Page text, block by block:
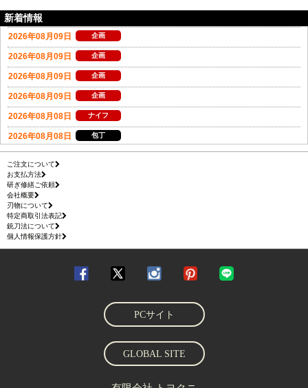
新着情報
ご注文について
お支払方法
研ぎ修繕ご依頼
会社概要
刃物について
特定商取引法表記
銃刀法について
個人情報保護方針
PCサイト
GLOBAL SITE